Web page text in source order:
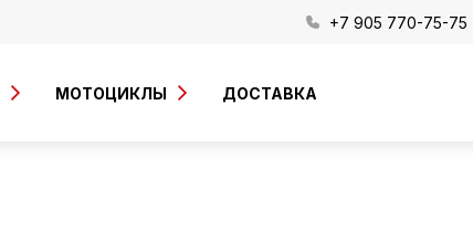
+7 905 770-75-75
МОТОЦИКЛЫ ДОСТАВКА